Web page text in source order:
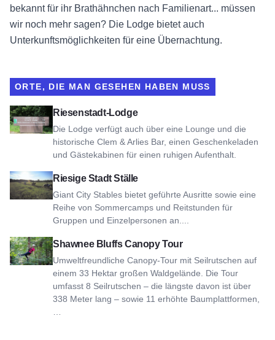
bekannt für ihr Brathähnchen nach Familienart... müssen
wir noch mehr sagen? Die Lodge bietet auch
Unterkunftsmöglichkeiten für eine Übernachtung.
ORTE, DIE MAN GESEHEN HABEN MUSS
Riesenstadt-Lodge
Die Lodge verfügt auch über eine Lounge und die
historische Clem & Arlies Bar, einen Geschenkeladen
und Gästekabinen für einen ruhigen Aufenthalt.
Ansicht der Giant City Lodge
Riesige Stadt Ställe
Giant City Stables bietet geführte Ausritte sowie eine
Reihe von Sommercamps und Reitstunden für
Gruppen und Einzelpersonen an....
Ansicht Giant City Stables
Shawnee Bluffs Canopy Tour
Umweltfreundliche Canopy-Tour mit Seilrutschen auf
einem 33 Hektar großen Waldgelände. Die Tour
umfasst 8 Seilrutschen – die längste davon ist über
338 Meter lang – sowie 11 erhöhte Baumplattformen,
Shawnee Bluffs Canopy Tour ansehen